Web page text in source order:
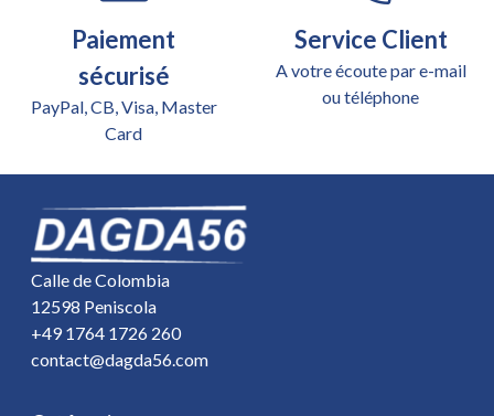
Paiement
sécurisé
PayPal, CB, Visa, Master
Card
Service Client
A votre écoute par e-mail
ou téléphone
Calle de Colombia
12598 Peniscola
+49 1764 1726 260
contact@dagda56.com